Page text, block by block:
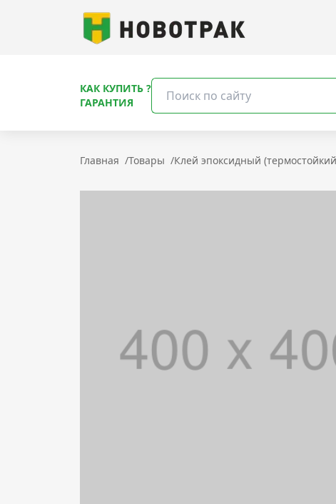
КАК КУПИТЬ ?
ГАРАНТИЯ
Главная /Товары /Клей эпоксидный